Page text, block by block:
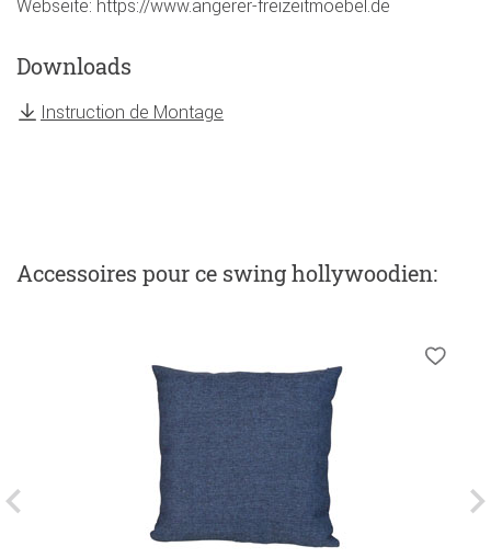
Webseite: https://www.angerer-freizeitmoebel.de
Downloads
Instruction de Montage
Accessoires pour ce swing hollywoodien: